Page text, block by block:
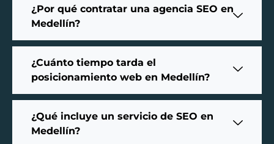
¿Por qué contratar una agencia SEO en
Medellín?
¿Cuánto tiempo tarda el
posicionamiento web en Medellín?
¿Qué incluye un servicio de SEO en
Medellín?